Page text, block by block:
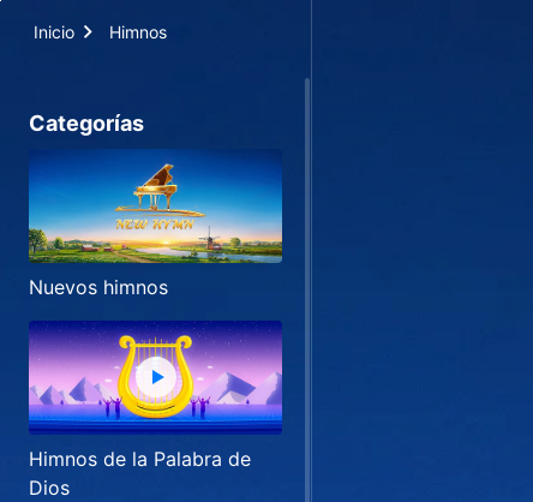
Inicio Himnos
Categorías
Nuevos himnos
Himnos de la Palabra de
Dios